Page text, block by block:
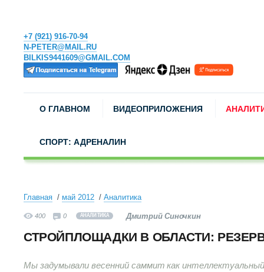
+7 (921) 916-70-94
N-PETER@MAIL.RU
BILKIS9441609@GMAIL.COM
О ГЛАВНОМ ВИДЕОПРИЛОЖЕНИЯ
СПОРТ: АДРЕНАЛИН
Главная май 2012 Аналитика
400 0 АНАЛИТИКА Дмитрий Синочкин
СТРОЙПЛОЩАДКИ В ОБЛАСТИ:
Мы задумывали весенний саммит как